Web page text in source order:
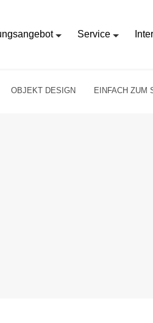
Service
OBJEKT DESIGN EINFACH ZUM